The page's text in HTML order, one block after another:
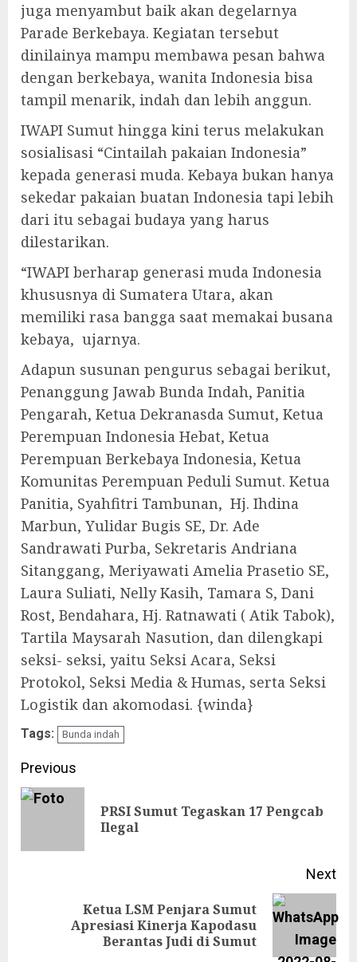
juga menyambut baik akan degelarnya
Parade Berkebaya. Kegiatan tersebut
dinilainya mampu membawa pesan bahwa
dengan berkebaya, wanita Indonesia bisa
tampil menarik, indah dan lebih anggun.
IWAPI Sumut hingga kini terus melakukan
sosialisasi “Cintailah pakaian Indonesia”
kepada generasi muda. Kebaya bukan hanya
sekedar pakaian buatan Indonesia tapi lebih
dari itu sebagai budaya yang harus
dilestarikan.
“IWAPI berharap generasi muda Indonesia
khususnya di Sumatera Utara, akan
memiliki rasa bangga saat memakai busana
kebaya, ujarnya.
Adapun susunan pengurus sebagai berikut,
Penanggung Jawab Bunda Indah, Panitia
Pengarah, Ketua Dekranasda Sumut, Ketua
Perempuan Indonesia Hebat, Ketua
Perempuan Berkebaya Indonesia, Ketua
Komunitas Perempuan Peduli Sumut. Ketua
Panitia, Syahfitri Tambunan, Hj. Ihdina
Marbun, Yulidar Bugis SE, Dr. Ade
Sandrawati Purba, Sekretaris Andriana
Sitanggang, Meriyawati Amelia Prasetio SE,
Laura Suliati, Nelly Kasih, Tamara S, Dani
Rost, Bendahara, Hj. Ratnawati ( Atik Tabok),
Tartila Maysarah Nasution, dan dilengkapi
seksi- seksi, yaitu Seksi Acara, Seksi
Protokol, Seksi Media & Humas, serta Seksi
Logistik dan akomodasi. {winda}
Tags: Bunda indah
Continue
Reading
Previous
PRSI Sumut Tegaskan 17 Pengcab
Ilegal
Next
Ketua LSM Penjara Sumut
Apresiasi Kinerja Kapodasu
Berantas Judi di Sumut